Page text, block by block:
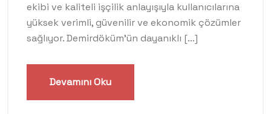
ekibi ve kaliteli işçilik anlayışıyla kullanıcılarına
yüksek verimli, güvenilir ve ekonomik çözümler
sağlıyor. Demirdöküm’ün dayanıklı […]
Devamını Oku